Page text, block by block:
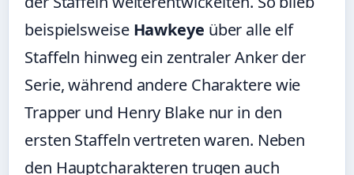
beispielsweise Hawkeye über alle elf
Staffeln hinweg ein zentraler Anker der
Serie, während andere Charaktere wie
Trapper und Henry Blake nur in den
ersten Staffeln vertreten waren. Neben
den Hauptcharakteren trugen auch